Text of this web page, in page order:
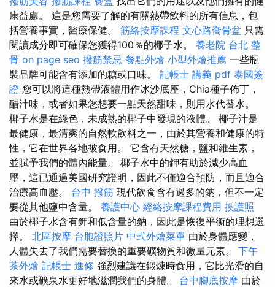
康益處。 這是您需要了解的有關熱帶飲料的所有信息，包
括營養事實，醫療保健。 筋絡按摩課程 文心路喬骨盆 只需
閱讀成分即可確保您獲得100％的椰子水。 養老院 台北 整
骨 on page seo 撥筋禁忌 餐點外燴 小型外燴推薦 一些瓶
裝品牌可能含有添加的糖或口味。 記帳士 講義 pdf 泰國簽
證 您可以將這種熱帶液體用作冰沙底座，Chia種子佈丁，
醋汁味，或者如果您想要一點天然甜味，則用水代替水。
椰子水是在綠色，未成熟的椰子中發現的液體。 椰子汁是
最健康，最清爽的自然軟飲料之一，由於其營養和健康的特
性，它在世界各地被食用。 它含有天然糖，鹽和維生素，
並賦予我們的體內能量。 椰子水中的鉀有助於減少高血
壓，這已通過美國研究證明，因此不僅適合預防，而且適合
治療高血壓。 台中 撥筋 現代飲食含有過多的鈉，但不一定
要從其他鹽中含量。 養護中心 經絡按摩課程費用 換護照
由於椰子水含有鉀和低含量的鈉，因此是恢復平衡的理想選
擇。 北區按摩 台胞證照片 中式外燴菜單 由於身體應變，
人體失去了我們需要替換的重要礦物質和微量元素。 下午
茶外燴 記帳士 進修 強烈建議在鍛煉時食用，它比光滑的自
來水或礦泉水更好地滋潤我們的身體。 台中腳底按摩 由於